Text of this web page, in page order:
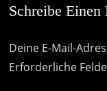
Schreibe
Deine E-Mail-
Erforderliche